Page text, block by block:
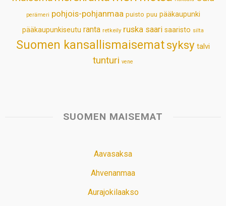
perämeri pohjois-pohjanmaa puisto puu pääkaupunki
pääkaupunkiseutu ranta retkeily ruska saari saaristo silta
Suomen kansallismaisematsyksy talvi
tunturi vene
SUOMEN MAISEMAT
Aavasaksa
Ahvenanmaa
Aurajokilaakso